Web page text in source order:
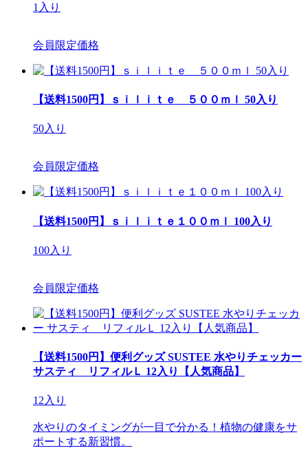
1入り
会員限定価格
【送料1500円】ｓｉｌｉｔｅ ５００ｍｌ 50入り
50入り
会員限定価格
【送料1500円】ｓｉｌｉｔｅ１００ｍｌ 100入り
100入り
会員限定価格
【送料1500円】便利グッズ SUSTEE 水やりチェッカー
サスティ リフィルＬ 12入り【人気商品】
12入り
水やりのタイミングが一目で分かる！植物の健康をサ
ポートする新習慣。